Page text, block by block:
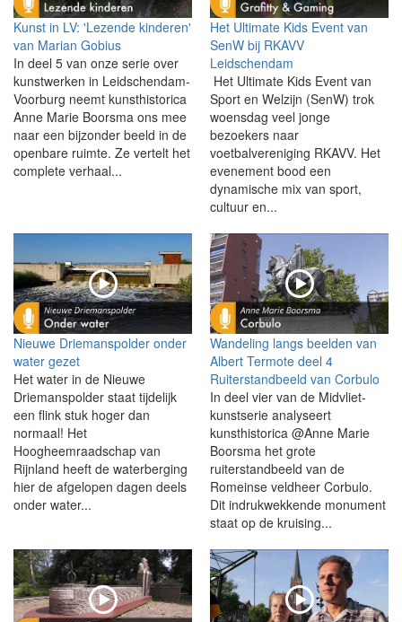
Kunst in LV: 'Lezende kinderen'
van Marian Gobius
In deel 5 van onze serie over
kunstwerken in Leidschendam-
Voorburg neemt kunsthistorica
Anne Marie Boorsma ons mee
naar een bijzonder beeld in de
openbare ruimte. Ze vertelt het
complete verhaal...
Het Ultimate Kids Event van
SenW bij RKAVV
Leidschendam
Het Ultimate Kids Event van
Sport en Welzijn (SenW) trok
woensdag veel jonge
bezoekers naar
voetbalvereniging RKAVV. Het
evenement bood een
dynamische mix van sport,
cultuur en...
Nieuwe Driemanspolder onder
water gezet
Het water in de Nieuwe
Driemanspolder staat tijdelijk
een flink stuk hoger dan
normaal! Het
Hoogheemraadschap van
Rijnland heeft de waterberging
hier de afgelopen dagen deels
onder water...
Wandeling langs beelden van
Albert Termote deel 4
Ruiterstandbeeld van Corbulo
In deel vier van de Midvliet-
kunstserie analyseert
kunsthistorica @Anne Marie
Boorsma het grote
ruiterstandbeeld van de
Romeinse veldheer Corbulo.
Dit indrukwekkende monument
staat op de kruising...